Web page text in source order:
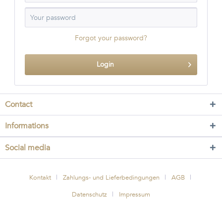
Forgot your password?
Login
Contact
Informations
Social media
Kontakt Zahlungs- und Lieferbedingungen
AGB
Datenschutz
Impressum